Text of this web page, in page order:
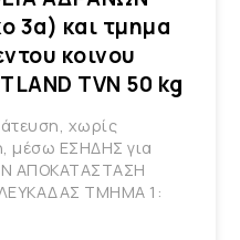
3α) και τμημα
κοινου
TVN 50 kg
χωρίς
μέσω ΕΣΗΔΗΣ για
ΑΠΟΚΑΤΑΣΤΑΣΗ
ΤΜΗΜΑ 1: